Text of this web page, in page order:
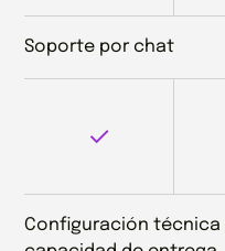
Soporte por chat
Configuración técnica